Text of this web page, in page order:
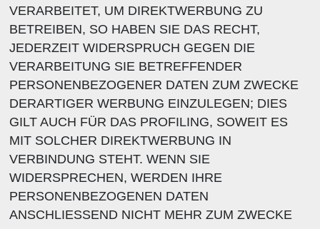
VERARBEITET, UM DIREKTWERBUNG ZU
BETREIBEN, SO HABEN SIE DAS RECHT,
JEDERZEIT WIDERSPRUCH GEGEN DIE
VERARBEITUNG SIE BETREFFENDER
PERSONENBEZOGENER DATEN ZUM ZWECKE
DERARTIGER WERBUNG EINZULEGEN; DIES
GILT AUCH FÜR DAS PROFILING, SOWEIT ES
MIT SOLCHER DIREKTWERBUNG IN
VERBINDUNG STEHT. WENN SIE
WIDERSPRECHEN, WERDEN IHRE
PERSONENBEZOGENEN DATEN
ANSCHLIESSEND NICHT MEHR ZUM ZWECKE